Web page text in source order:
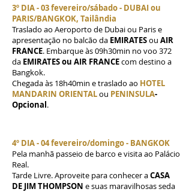
3º DIA - 03 fevereiro/sábado - DUBAI ou
PARIS/BANGKOK, Tailândia
Traslado ao Aeroporto de Dubai ou Paris e
apresentação no balcão da EMIRATESou AIR
FRANCE. Embarque às 09h30min no voo 372
da EMIRATES ou AIR FRANCEcom destino a
Bangkok.
Chegada às 18h40min e traslado ao HOTEL
MANDARIN ORIENTALou PENINSULA-
Opcional.
4º DIA - 04 fevereiro/domingo - BANGKOK
Pela manhã passeio de barco e visita ao Palácio
Real.
Tarde Livre. Aproveite para conhecer aCASA
DE JIM THOMPSON e suas maravilhosas seda